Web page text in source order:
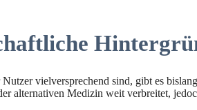
vielversprechend sind, gibt es
alternativen Medizin weit verbreitet,